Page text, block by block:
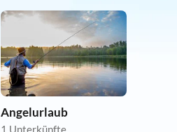
Angelurlaub
1 Unterkünfte